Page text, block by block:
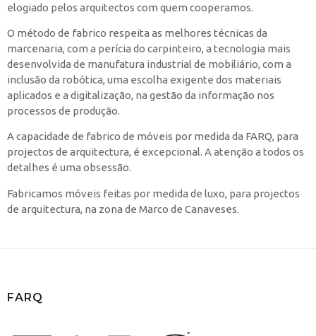
elogiado pelos arquitectos com quem cooperamos.
O método de fabrico respeita as melhores técnicas da
marcenaria, com a perícia do carpinteiro, a tecnologia mais
desenvolvida de manufatura industrial de mobiliário, com a
inclusão da robótica, uma escolha exigente dos materiais
aplicados e a digitalização, na gestão da informação nos
processos de produção.
A capacidade de fabrico de móveis por medida da FARQ, para
projectos de arquitectura, é excepcional. A atenção a todos os
detalhes é uma obsessão.
Fabricamos móveis feitas por medida de luxo, para projectos
de arquitectura, na zona de Marco de Canaveses.
FARQ